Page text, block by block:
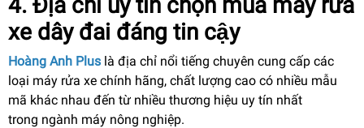
xe dây đai đáng tin cậy
Hoàng Anh Plus là địa chỉ nổi tiếng chuyên cung cấp các
loại máy rửa xe chính hãng, chất lượng cao có nhiều mẫu
mã khác nhau đến từ nhiều thương hiệu uy tín nhất
trong ngành máy nông nghiệp.